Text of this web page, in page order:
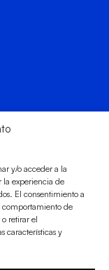
y/o acceder a la
la experiencia de
El consentimiento a
comportamiento de
retirar el
características y